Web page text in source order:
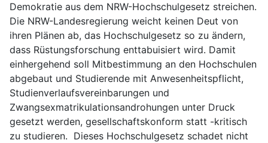
Demokratie aus dem NRW-Hochschulgesetz streichen.
Die NRW-Landesregierung weicht keinen Deut von
ihren Plänen ab, das Hochschulgesetz so zu ändern,
dass Rüstungsforschung enttabuisiert wird. Damit
einhergehend soll Mitbestimmung an den Hochschulen
abgebaut und Studierende mit Anwesenheitspflicht,
Studienverlaufsvereinbarungen und
Zwangsexmatrikulationsandrohungen unter Druck
gesetzt werden, gesellschaftskonform statt -kritisch
zu studieren. Dieses Hochschulgesetz schadet nicht